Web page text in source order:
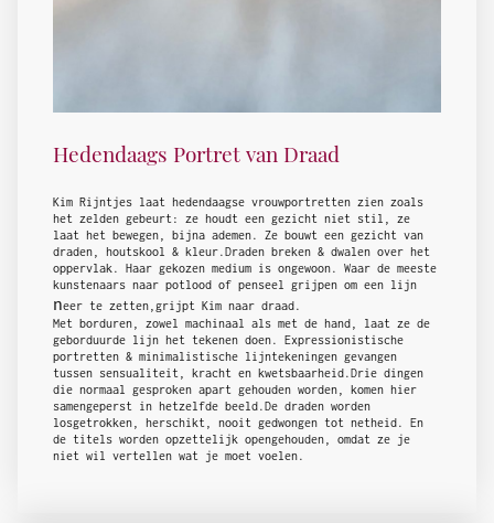
Hedendaags Portret van Draad
Kim Rijntjes laat hedendaagse vrouwportretten zien zoals
het zelden gebeurt: ze houdt een gezicht niet stil, ze
laat het bewegen, bijna ademen. Ze bouwt een gezicht van
draden, houtskool & kleur.Draden breken & dwalen over het
oppervlak. Haar gekozen medium is ongewoon. Waar de meeste
kunstenaars naar potlood of penseel grijpen om een lijn
neer te zetten,grijpt Kim naar draad.
Met borduren, zowel machinaal als met de hand, laat ze de
geborduurde lijn het tekenen doen. Expressionistische
portretten & minimalistische lijntekeningen gevangen
tussen sensualiteit, kracht en kwetsbaarheid.Drie dingen
die normaal gesproken apart gehouden worden, komen hier
samengeperst in hetzelfde beeld.De draden worden
losgetrokken, herschikt, nooit gedwongen tot netheid. En
de titels worden opzettelijk opengehouden, omdat ze je
niet wil vertellen wat je moet voelen.